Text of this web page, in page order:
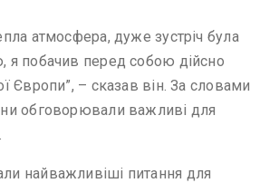
атмосфера, дуже зустріч була
я побачив перед собою дійсно
Європи”, – сказав він. За словами
обговорювали важливі для
найважливіші питання для